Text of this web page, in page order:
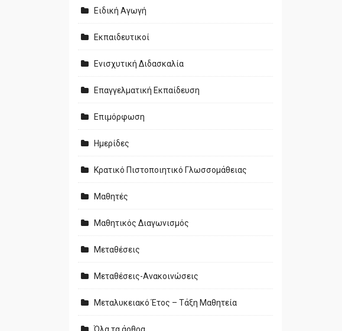
Ειδική Αγωγή
Εκπαιδευτικοί
Ενισχυτική Διδασκαλία
Επαγγελματική Εκπαίδευση
Επιμόρφωση
Ημερίδες
Κρατικό Πιστοποιητικό Γλωσσομάθειας
Μαθητές
Μαθητικός Διαγωνισμός
Μεταθέσεις
Μεταθέσεις-Ανακοινώσεις
Μεταλυκειακό Έτος – Τάξη Μαθητεία